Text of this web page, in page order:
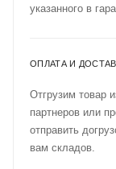
указанного в
ОПЛАТА И
Отгрузим товар
партнеров или
отправить
вам складов.